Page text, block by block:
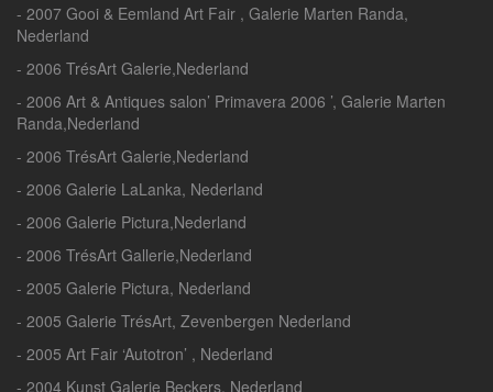
- 2007 Gooi & Eemland Art Fair , Galerie Marten Randa,
Nederland
- 2006 TrésArt Galerie,Nederland
- 2006 Art & Antiques salon’ Primavera 2006 ’, Galerie Marten
Randa,Nederland
- 2006 TrésArt Galerie,Nederland
- 2006 Galerie LaLanka, Nederland
- 2006 Galerie Pictura,Nederland
- 2006 TrésArt Gallerie,Nederland
- 2005 Galerie Pictura, Nederland
- 2005 Galerie TrésArt, Zevenbergen Nederland
- 2005 Art Fair ‘Autotron’ , Nederland
- 2004 Kunst Galerie Beckers, Nederland